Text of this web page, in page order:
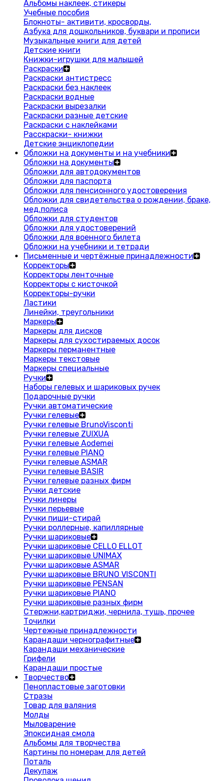
Альбомы наклеек, стикеры
Учебные пособия
Блокноты- активити, кросворды,
Азбука для дошкольников, буквари и прописи
Музыкальные книги для детей
Детские книги
Книжки-игрушки для малышей
Раскраски
Раскраски антистресс
Раскраски без наклеек
Раскраски водные
Раскраски вырезалки
Раскраски разные детские
Раскраски с наклейками
Расскраски- книжки
Детские энциклопедии
Обложки на документы и на учебники
Обложки на документы
Обложки для автодокументов
Обложки для паспорта
Обложки для пенсионного удостоверения
Обложки для свидетельства о рождении, браке,
мед.полиса
Обложки для студентов
Обложки для удостоверений
Обложки для военного билета
Обложки на учебники и тетради
Письменные и чертёжные принадлежности
Корректоры
Корректоры ленточные
Корректоры с кисточкой
Корректоры-ручки
Ластики
Линейки, треугольники
Маркеры
Маркеры для дисков
Маркеры для сухостираемых досок
Маркеры перманентные
Маркеры текстовые
Маркеры специальные
Ручки
Наборы гелевых и шариковых ручек
Подарочные ручки
Ручки автоматические
Ручки гелевые
Ручки гелевые BrunoVisconti
Ручки гелевые ZUIXUA
Ручки гелевые Aodemei
Ручки гелевые PIANO
Ручки гелевые ASMAR
Ручки гелевые BASIR
Ручки гелевые разных фирм
Ручки детские
Ручки линеры
Ручки перьевые
Ручки пиши-стирай
Ручки роллерные, капиллярные
Ручки шариковые
Ручки шариковые CELLO ELLOT
Ручки шариковые UNIMAX
Ручки шариковые ASMAR
Ручки шариковые BRUNO VISCONTI
Ручки шариковые PENSAN
Ручки шариковые PIANO
Ручки шариковые разных фирм
Стержни,картриджи, чернила, тушь, прочее
Точилки
Чертежные принадлежности
Карандаши чернографитные
Карандаши механические
Грифели
Карандаши простые
Творчество
Пенопластовые заготовки
Стразы
Товар для валяния
Молды
Мыловарение
Эпоксидная смола
Альбомы для творчества
Картины по номерам для детей
Поталь
Декупаж